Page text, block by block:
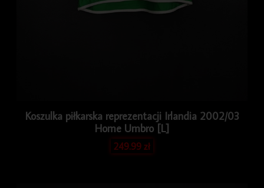
Koszulka piłkarska reprezentacji Irlandia 2002/03
Home Umbro [L]
249.99zł